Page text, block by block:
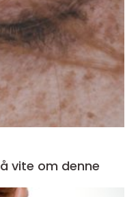
vite om denne